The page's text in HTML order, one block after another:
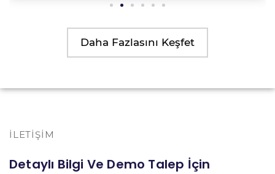
Daha Fazlasını Keşfet
İLETIŞIM
Detaylı Bilgi Ve Demo Talep İçin